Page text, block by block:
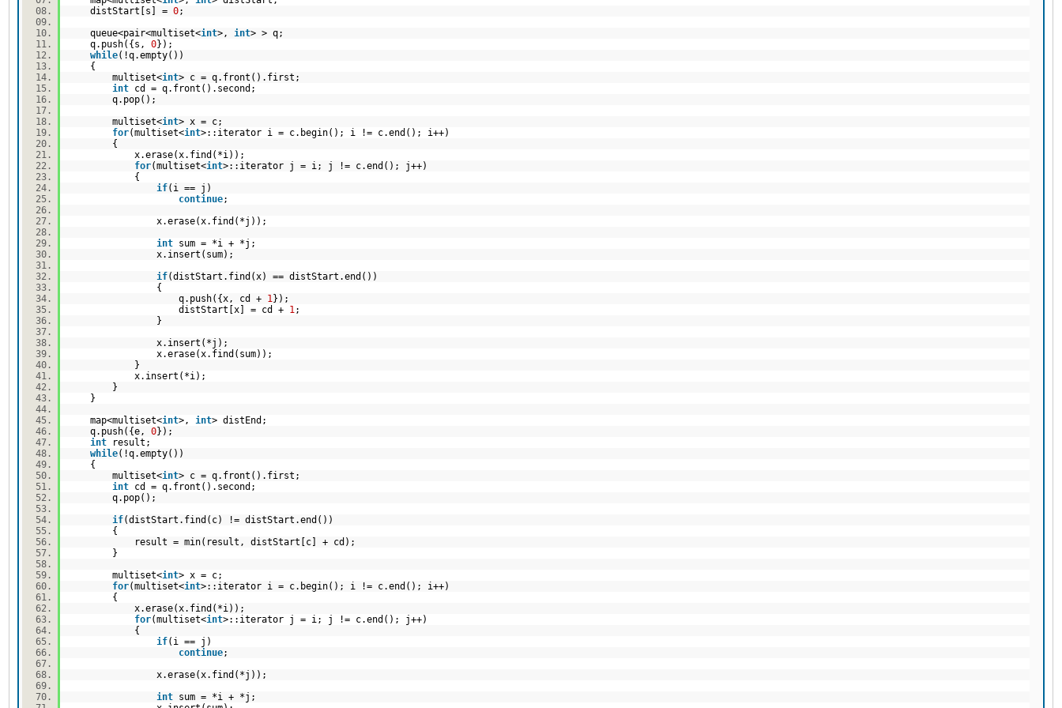
distStart[s] = 0;
queue<pair<multiset<int>, int> > q;
q.push({s, 0});
while(!q.empty())
{
multiset<int> c = q.front().first;
int cd = q.front().second;
q.pop();
multiset<int> x = c;
for(multiset<int>::iterator i = c.begin(); i != c.end(); i++)
{
x.erase(x.find(*i));
for(multiset<int>::iterator j = i; j != c.end(); j++)
{
if(i == j)
continue;
x.erase(x.find(*j));
int sum = *i + *j;
x.insert(sum);
if(distStart.find(x) == distStart.end())
{
q.push({x, cd + 1});
distStart[x] = cd + 1;
}
x.insert(*j);
x.erase(x.find(sum));
}
x.insert(*i);
}
}
map<multiset<int>, int> distEnd;
q.push({e, 0});
int result;
while(!q.empty())
{
multiset<int> c = q.front().first;
int cd = q.front().second;
q.pop();
if(distStart.find(c) != distStart.end())
{
result = min(result, distStart[c] + cd);
}
multiset<int> x = c;
for(multiset<int>::iterator i = c.begin(); i != c.end(); i++)
{
x.erase(x.find(*i));
for(multiset<int>::iterator j = i; j != c.end(); j++)
{
if(i == j)
continue;
x.erase(x.find(*j));
int sum = *i + *j;